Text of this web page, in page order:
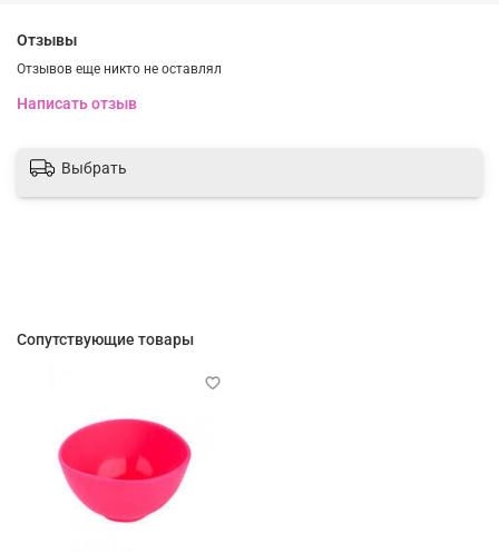
Отзывы
Отзывов еще никто не оставлял
Написать отзыв
Выбрать
Сопутствующие товары